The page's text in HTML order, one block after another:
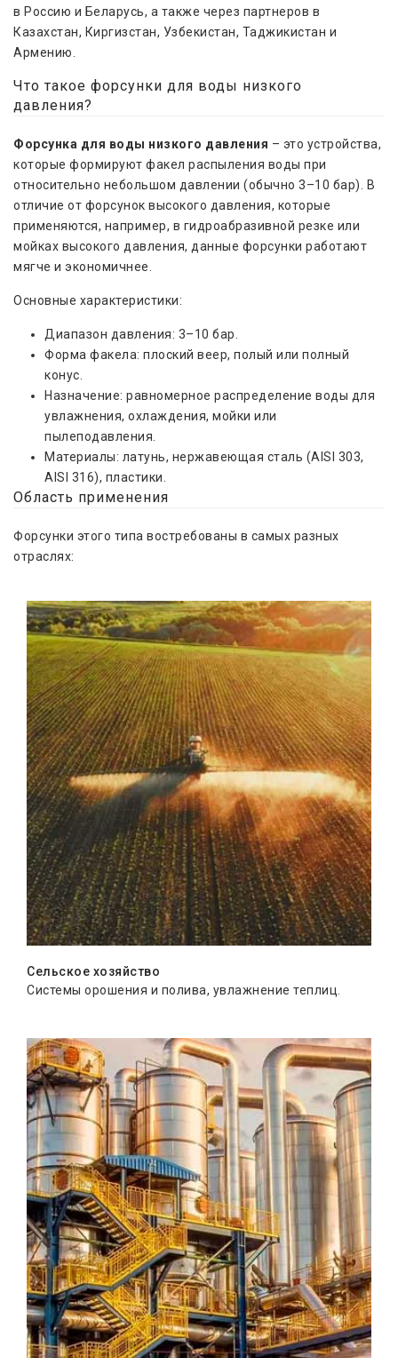
в Россию и Беларусь, а также через партнеров в
Казахстан, Киргизстан, Узбекистан, Таджикистан и
Армению.
Что такое форсунки для воды низкого
давления?
Форсунка для воды низкого давления – это устройства,
которые формируют факел распыления воды при
относительно небольшом давлении (обычно 3–10 бар). В
отличие от форсунок высокого давления, которые
применяются, например, в гидроабразивной резке или
мойках высокого давления, данные форсунки работают
мягче и экономичнее.
Основные характеристики:
Диапазон давления: 3–10 бар.
Форма факела: плоский веер, полый или полный
конус.
Назначение: равномерное распределение воды для
увлажнения, охлаждения, мойки или
пылеподавления.
Материалы: латунь, нержавеющая сталь (AISI 303,
AISI 316), пластики.
Область применения
Форсунки этого типа востребованы в самых разных
отраслях:
Сельское хозяйство
Системы орошения и полива, увлажнение теплиц.